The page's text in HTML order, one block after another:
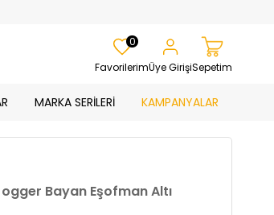
Favorilerim
0
Üye GirişiSepetim
MARKA SERİLERİ KAMPANYALAR
Bayan Eşofman Altı